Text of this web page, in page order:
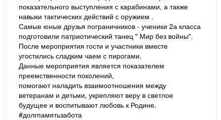
показательного выступления с карабинами, а также
навыки тактических действий с оружием .
Самые юные друзья пограничников - ученики 2а класса
подготовили патриотический танец " Мир без войны".
После мероприятия гости и участники вместе
угостились сладким чаем с пирогами.
Данные мероприятия является показателем
преемственности поколений,
помогают наладить взаимоотношения между
ветеранам и детьми, укрепляют веру в светлое
будущее и воспитывают любовь к Родине.
#долгпамятьзабота